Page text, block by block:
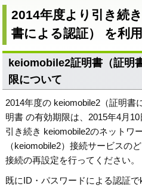
2014年度より引き続
書による認証） を利
keiomobile2証明書（証明
限について
2014年度の keiomobile2（証明書
明書 の有効期限は、2015年4月10
引き続き keiomobile2のネットワ
（keiomobile2）接続サービスの
接続の再設定を行ってください。
既にID・パスワードによる認証